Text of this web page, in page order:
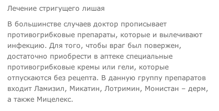
Лечение стригущего лишая
В большинстве случаев доктор прописывает
противогрибковые препараты, которые и вылечивают
инфекцию. Для того, чтобы враг был повержен,
достаточно приобрести в аптеке специальные
противогрибковые кремы или гели, которые
отпускаются без рецепта. В данную группу препаратов
входит Ламизил, Микатин, Лотримин, Монистан – дерм,
а также Мицелекс.